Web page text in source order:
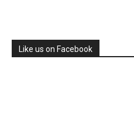
Like us on Facebook